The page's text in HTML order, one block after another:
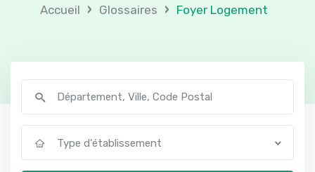
Accueil › Glossaires › Foyer Logement
Type d'établissement